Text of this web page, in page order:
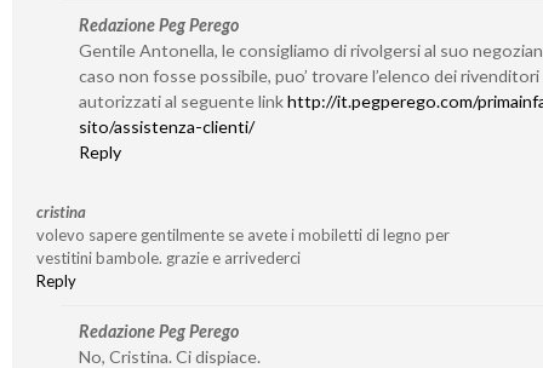
Redazione Peg Perego
Gentile Antonella, le consigliamo di rivolgersi al suo
caso non fosse possibile, puo’ trovare l’elenco dei rivenditori
autorizzati al seguente linkhttp://it.pegperego.com/
sito/assistenza-clienti/
Reply
cristina
volevo sapere gentilmente se avete i mobiletti di legno per
vestitini bambole. grazie e arrivederci
Reply
Redazione Peg Perego
No, Cristina. Ci dispiace.